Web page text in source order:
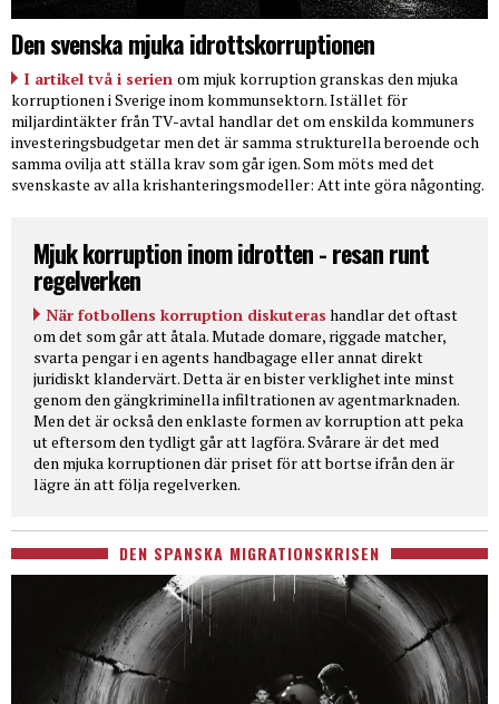
Den svenska mjuka idrottskorruptionen
I artikel två i serien om mjuk korruption granskas den mjuka
korruptionen i Sverige inom kommunsektorn. Istället för
miljardintäkter från TV-avtal handlar det om enskilda kommuners
investeringsbudgetar men det är samma strukturella beroende och
samma ovilja att ställa krav som går igen. Som möts med det
svenskaste av alla krishanteringsmodeller: Att inte göra någonting.
Mjuk korruption inom idrotten - resan runt
regelverken
När fotbollens korruption diskuteras handlar det oftast
om det som går att åtala. Mutade domare, riggade matcher,
svarta pengar i en agents handbagage eller annat direkt
juridiskt klandervärt. Detta är en bister verklighet inte minst
genom den gängkriminella infiltrationen av agentmarknaden.
Men det är också den enklaste formen av korruption att peka
ut eftersom den tydligt går att lagföra. Svårare är det med
den mjuka korruptionen där priset för att bortse ifrån den är
lägre än att följa regelverken.
DEN SPANSKA MIGRATIONSKRISEN